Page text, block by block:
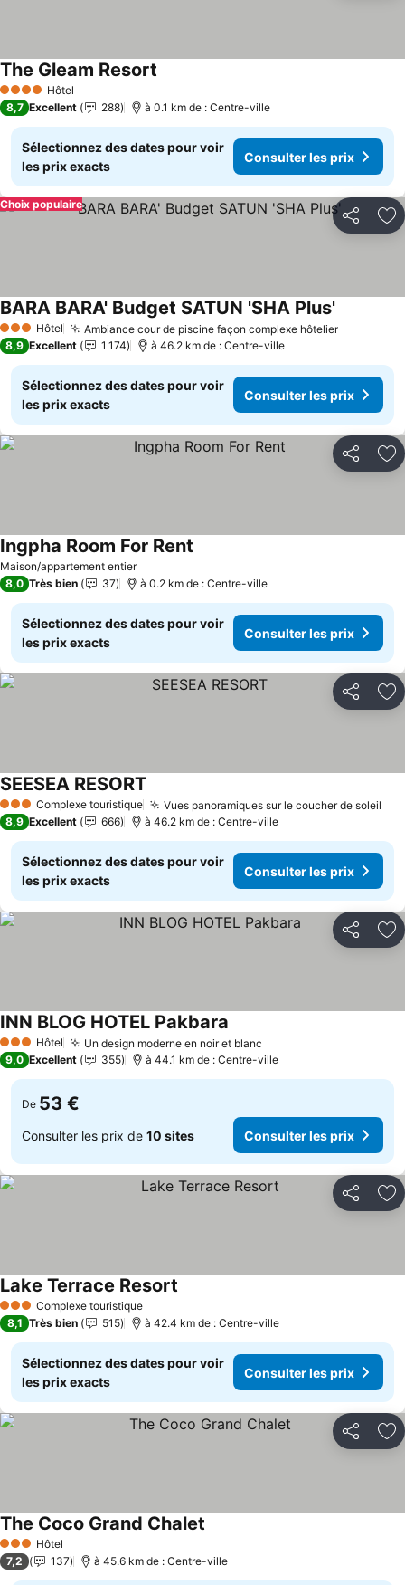
4 Étoiles Hôtel
The Gleam Resort
8,7 Excellent 288 à 0.1 km de : Centre-ville
Sélectionnez des dates pour voir
les prix exacts
Consulter les prix
Partager
Choix populaire
3 ÉtoilesHôtel Ambiance cour de piscine façon complexe hôtelier
BARA BARA' Budget SATUN 'SHA Plus'
8,9 Excellent 1 174 à 46.2 km de : Centre-ville
Sélectionnez des dates pour voir
les prix exacts
Consulter les prix
Partager
Maison/appartement entier
Ingpha Room For Rent
8,0 Très bien 37 à 0.2 km de : Centre-ville
Sélectionnez des dates pour voir
les prix exacts
Consulter les prix
Partager
3 ÉtoilesComplexe touristique Vues panoramiques sur le coucher de soleil
SEESEA RESORT
8,9 Excellent 666 à 46.2 km de : Centre-ville
Sélectionnez des dates pour voir
les prix exacts
Consulter les prix
Partager
3 ÉtoilesHôtel Un design moderne en noir et blanc
INN BLOG HOTEL Pakbara
9,0 Excellent 355 à 44.1 km de : Centre-ville
De 53 €
Consulter les prix de 10 sites Consulter les prix
Partager
3 ÉtoilesComplexe touristique
Lake Terrace Resort
8,1 Très bien 515 à 42.4 km de : Centre-ville
Sélectionnez des dates pour voir
les prix exacts
Consulter les prix
Partager
3 ÉtoilesHôtel
The Coco Grand Chalet
7,2 137 à 45.6 km de : Centre-ville